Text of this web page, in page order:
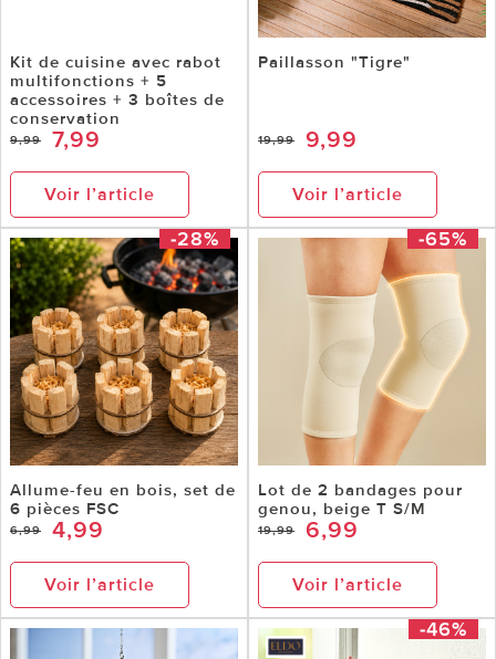
Kit de cuisine avec rabot
multifonctions + 5
accessoires + 3 boîtes de
conservation
9,99 7,99
Voir l’article
Paillasson "Tigre"
19,99 9,99
Voir l’article
-28%
Allume-feu en bois, set de
6 pièces FSC
6,99 4,99
Voir l’article
-65%
Lot de 2 bandages pour
genou, beige T S/M
19,99 6,99
Voir l’article
-46%